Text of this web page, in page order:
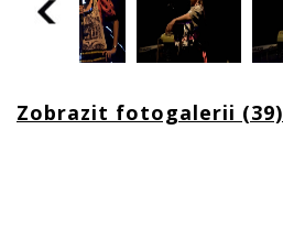
Zobrazit fotogalerii (39)